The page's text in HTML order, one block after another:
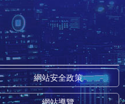
網站安全政策